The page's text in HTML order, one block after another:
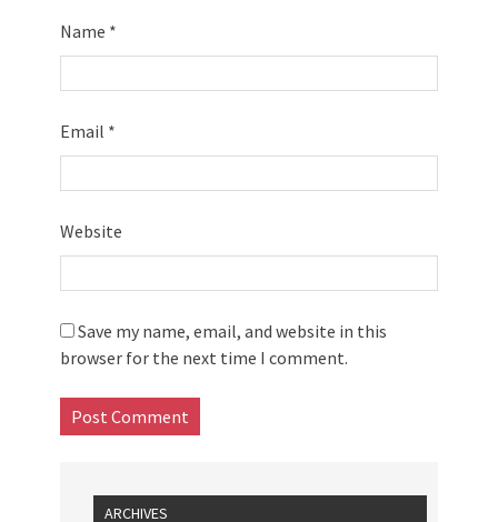
Name *
Email *
Website
Save my name, email, and website in this
browser for the next time I comment.
ARCHIVES